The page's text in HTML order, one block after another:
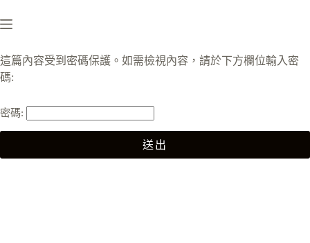
至
要
內
這篇內容受到密碼保護。如需檢視內容，請於下方欄位輸入密
碼:
密碼: